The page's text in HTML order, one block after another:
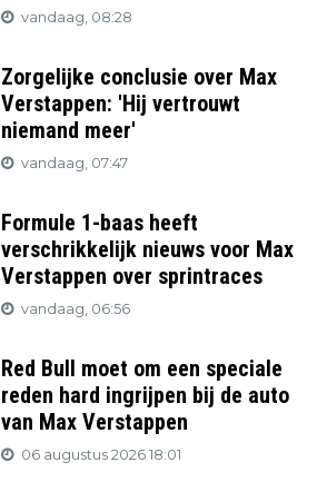
vandaag, 08:28
Zorgelijke conclusie over Max
Verstappen: 'Hij vertrouwt
niemand meer'
vandaag, 07:47
Formule 1-baas heeft
verschrikkelijk nieuws voor Max
Verstappen over sprintraces
vandaag, 06:56
Red Bull moet om een speciale
reden hard ingrijpen bij de auto
van Max Verstappen
06 augustus 2026 18:01